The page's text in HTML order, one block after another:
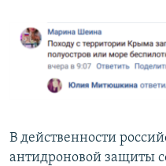
В действенности
антидроновой защиты